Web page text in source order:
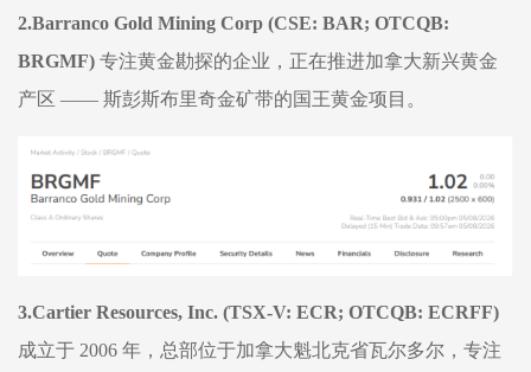
2.Barranco Gold Mining Corp (CSE: BAR; OTCQB:
BRGMF) 专注黄金勘探的企业，正在推进加拿大新兴黄金
产区 —— 斯彭斯布里奇金矿带的国王黄金项目。
3.Cartier Resources, Inc. (TSX-V: ECR; OTCQB: ECRFF)
成立于 2006 年，总部位于加拿大魁北克省瓦尔多尔，专注